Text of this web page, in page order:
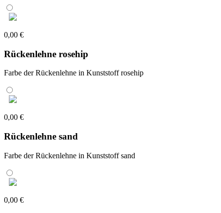
0,00 €
Rückenlehne rosehip
Farbe der Rückenlehne in Kunststoff rosehip
0,00 €
Rückenlehne sand
Farbe der Rückenlehne in Kunststoff sand
0,00 €